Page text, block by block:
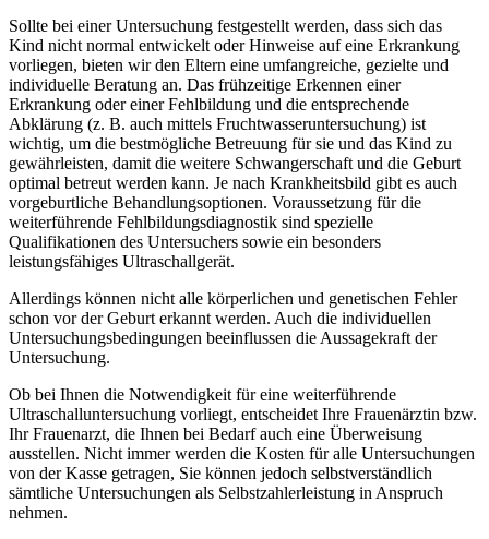
Sollte bei einer Untersuchung festgestellt werden, dass sich das
Kind nicht normal entwickelt oder Hinweise auf eine Erkrankung
vorliegen, bieten wir den Eltern eine umfangreiche, gezielte und
individuelle Beratung an. Das frühzeitige Erkennen einer
Erkrankung oder einer Fehlbildung und die entsprechende
Abklärung (z. B. auch mittels Fruchtwasseruntersuchung) ist
wichtig, um die bestmögliche Betreuung für sie und das Kind zu
gewährleisten, damit die weitere Schwangerschaft und die Geburt
optimal betreut werden kann. Je nach Krankheitsbild gibt es auch
vorgeburtliche Behandlungsoptionen. Voraussetzung für die
weiterführende Fehlbildungsdiagnostik sind spezielle
Qualifikationen des Untersuchers sowie ein besonders
leistungsfähiges Ultraschallgerät.
Allerdings können nicht alle körperlichen und genetischen Fehler
schon vor der Geburt erkannt werden. Auch die individuellen
Untersuchungsbedingungen beeinflussen die Aussagekraft der
Untersuchung.
Ob bei Ihnen die Notwendigkeit für eine weiterführende
Ultraschalluntersuchung vorliegt, entscheidet Ihre Frauenärztin bzw.
Ihr Frauenarzt, die Ihnen bei Bedarf auch eine Überweisung
ausstellen. Nicht immer werden die Kosten für alle Untersuchungen
von der Kasse getragen, Sie können jedoch selbstverständlich
sämtliche Untersuchungen als Selbstzahlerleistung in Anspruch
nehmen.